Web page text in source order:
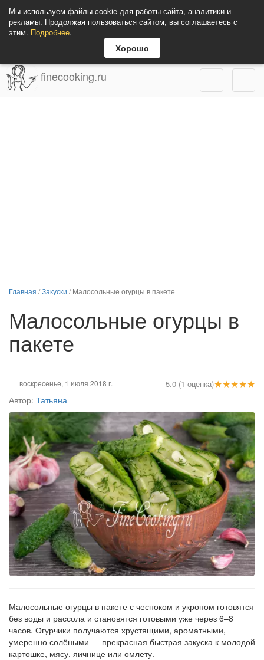
Мы используем файлы cookie для работы сайта, аналитики и
рекламы. Продолжая пользоваться сайтом, вы соглашаетесь с
этим. Подробнее.
Хорошо
finecooking.ru
Главная /Закуски /Малосольные огурцы в пакете
Малосольные огурцы в
пакете
★★★★★
5.0 (1 оценка)
воскресенье, 1 июля 2018 г.
Автор: Татьяна
Малосольные огурцы в пакете с чесноком и укропом готовятся
без воды и рассола и становятся готовыми уже через 6–8
часов. Огурчики получаются хрустящими, ароматными,
умеренно солёными — прекрасная быстрая закуска к молодой
картошке, мясу, яичнице или омлету.